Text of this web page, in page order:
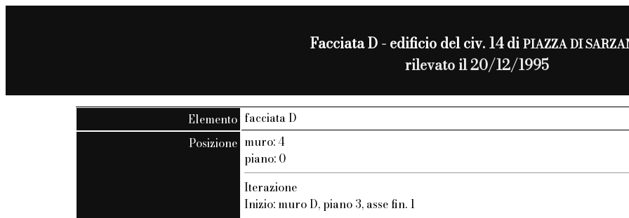
Facciata D - edificio del civ. 14 diPIAZZA DI
rilevato il 20/12/1995
Elemento facciata D
Posizione muro: 4
piano: 0
Iterazione
Inizio: muro D, piano 3, asse fin. 1